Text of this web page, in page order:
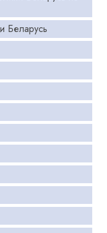
Беларусь